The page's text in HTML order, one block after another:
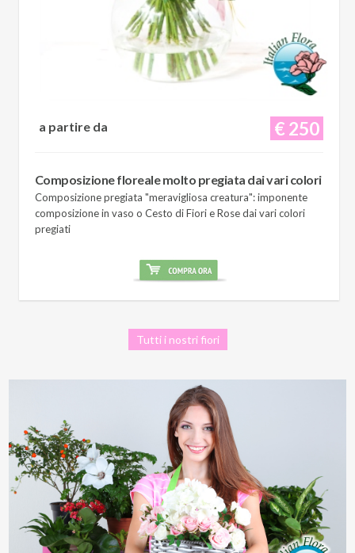
€ 250
a partire da
Composizione floreale molto pregiata dai vari colori
Composizione pregiata "meravigliosa creatura": imponente
composizione in vaso o Cesto di Fiori e Rose dai vari colori
pregiati
Tutti i nostri fiori